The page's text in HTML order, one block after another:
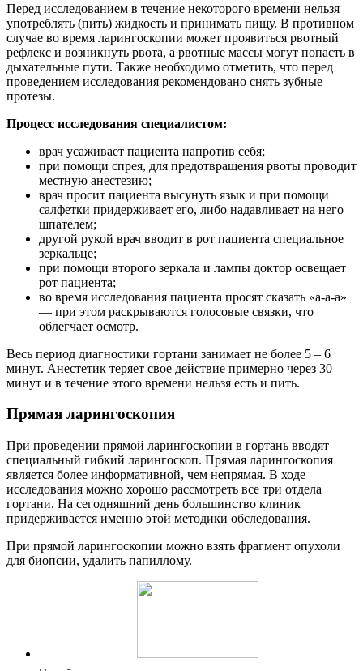
Перед исследованием в течение некоторого времени нельзя
употреблять (пить) жидкость и принимать пищу. В противном
случае во время ларингоскопии может проявиться рвотный
рефлекс и возникнуть рвота, а рвотные массы могут попасть в
дыхательные пути. Также необходимо отметить, что перед
проведением исследования рекомендовано снять зубные
протезы.
Процесс исследования специалистом:
врач усаживает пациента напротив себя;
при помощи спрея, для предотвращения рвоты проводит
местную анестезию;
врач просит пациента высунуть язык и при помощи
салфетки придерживает его, либо надавливает на него
шпателем;
другой рукой врач вводит в рот пациента специальное
зеркальце;
при помощи второго зеркала и лампы доктор освещает
рот пациента;
во время исследования пациента просят сказать «а-а-а»
— при этом раскрываются голосовые связки, что
облегчает осмотр.
Весь период диагностики гортани занимает не более 5 – 6
минут. Анестетик теряет свое действие примерно через 30
минут и в течение этого времени нельзя есть и пить.
Прямая ларингоскопия
При проведении прямой ларингоскопии в гортань вводят
специальный гибкий ларингоскоп. Прямая ларингоскопия
является более информативной, чем непрямая. В ходе
исследования можно хорошо рассмотреть все три отдела
гортани. На сегодняшний день большинство клиник
придерживается именно этой методики обследования.
При прямой ларингоскопии можно взять фрагмент опухоли
для биопсии, удалить папиллому.